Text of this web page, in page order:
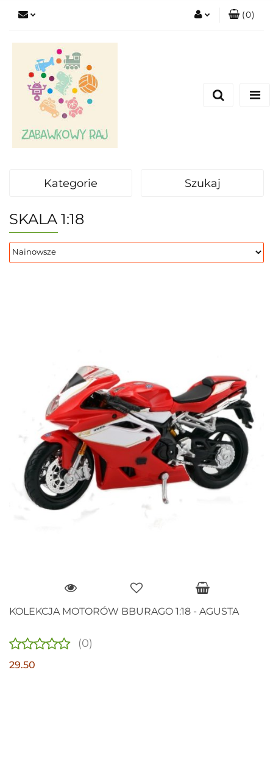
(0)
Kategorie Szukaj
SKALA 1:18
KOLEKCJA MOTORÓW BBURAGO 1:18 - AGUSTA
(0)
29.50